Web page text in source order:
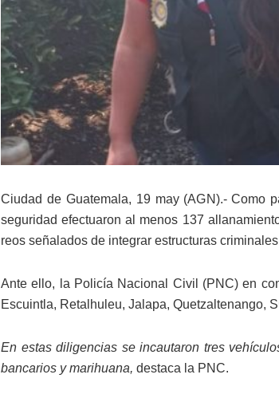
Ciudad de Guatemala, 19 may (AGN).- Como
seguridad efectuaron al menos 137
reos señalados de integrar estructuras
Ante ello, la Policía Nacional Civil (PNC) en
Escuintla, Retalhuleu, Jalapa, Quetzaltenango,
En estas diligencias se incautaron tres
bancarios y marihuana, destaca la PNC.